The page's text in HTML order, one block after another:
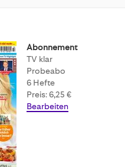
Abonnement
TV klar
Probeabo
6 Hefte
Preis: 6,25 €
Bearbeiten